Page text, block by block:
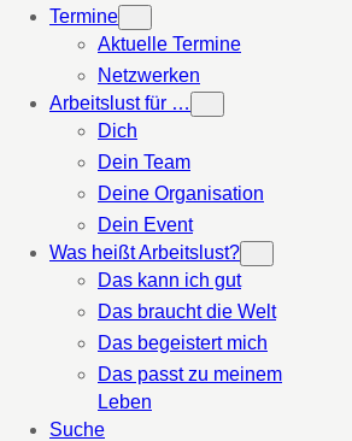
Termine
Aktuelle Termine
Netzwerken
Arbeitslust für …
Dich
Dein Team
Deine Organisation
Dein Event
Was heißt Arbeitslust?
Das kann ich gut
Das braucht die Welt
Das begeistert mich
Das passt zu meinem
Leben
Suche